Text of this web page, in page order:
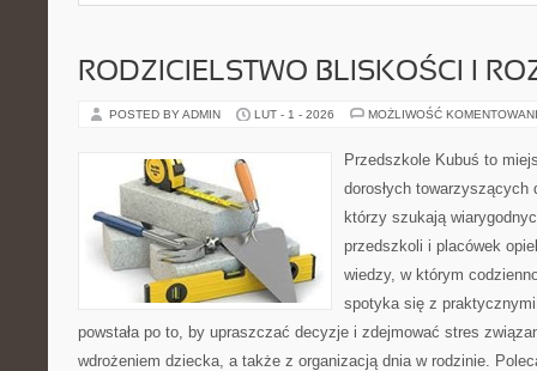
RODZICIELSTWO BLISKOŚCI I
POSTED BY ADMIN LUT - 1 - 2026 MOŻLIWOŚĆ
Przedszkole Kubuś to
dorosłych
którzy szukają
przedszkoli i placówek
wiedzy, w którym
spotyka się z
powstała po to, by upraszczać decyzje i zdejmować stres
wdrożeniem dziecka, a także z organizacją dnia w rodzinie.